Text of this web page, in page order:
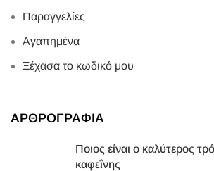
Παραγγελίες
Αγαπημένα
Ξέχασα το κωδικό μου
ΑΡΘΡΟΓΡΑΦΙΑ
Ποιος είναι ο καλύτερος
καφεΐνης